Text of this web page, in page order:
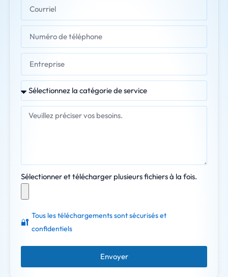
Sélectionner et télécharger plusieurs fichiers à la fois.
🔐
Tous les téléchargements sont sécurisés et
confidentiels
Envoyer